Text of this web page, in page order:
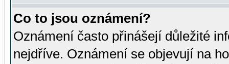
Co to jsou oznámení?
Oznámení často přinášejí důležité
nejdříve. Oznámení se objevují na